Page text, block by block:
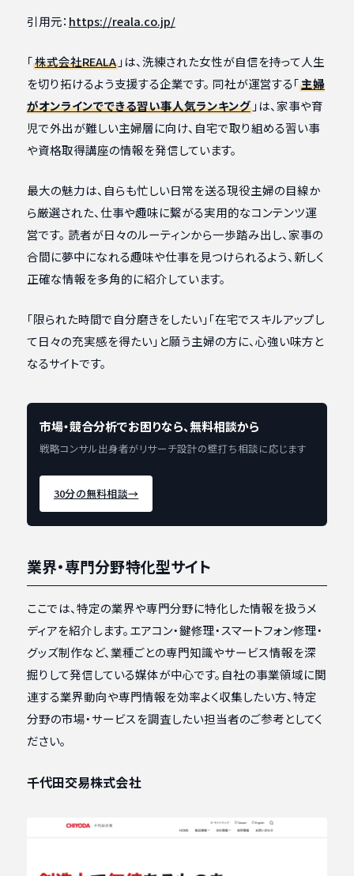
引用元： https://reala.co.jp/
「株式会社REALA」は、洗練された女性が自信を持って人生
を切り拓けるよう支援する企業です。 同社が運営する「主婦
がオンラインでできる習い事人気ランキング」は、家事や育
児で外出が難しい主婦層に向け、自宅で取り組める習い事
や資格取得講座の情報を発信しています。
最大の魅力は、自らも忙しい日常を送る現役主婦の目線か
ら厳選された、仕事や趣味に繋がる実用的なコンテンツ運
営です。 読者が日々のルーティンから一歩踏み出し、家事の
合間に夢中になれる趣味や仕事を見つけられるよう、新しく
正確な情報を多角的に紹介しています。
「限られた時間で自分磨きをしたい」「在宅でスキルアップし
て日々の充実感を得たい」と願う主婦の方に、心強い味方と
なるサイトです。
市場・競合分析でお困りなら、無料相談から
戦略コンサル出身者がリサーチ設計の壁打ち相談に応じます
30分の無料相談→
業界・専門分野特化型サイト
ここでは、特定の業界や専門分野に特化した情報を扱うメ
ディアを紹介します。エアコン・鍵修理・スマートフォン修理・
グッズ制作など、業種ごとの専門知識やサービス情報を深
掘りして発信している媒体が中心です。自社の事業領域に関
連する業界動向や専門情報を効率よく収集したい方、特定
分野の市場・サービスを調査したい担当者のご参考としてく
ださい。
千代田交易株式会社